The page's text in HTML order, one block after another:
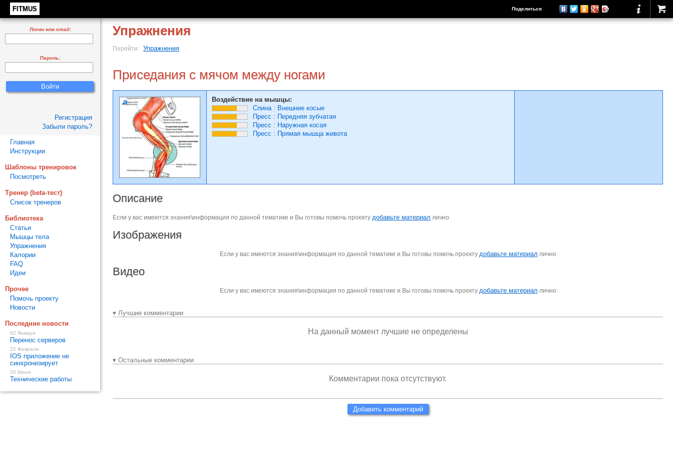
FITMUS Поделиться
Упражнения
Перейти: Упражнения
Приседания с мячом между ногами
Воздействие на мышцы:
Спина: Внешние косые
Пресс : Передняя зубчатая
Пресс : Наружная косая
Пресс : Прямая мышца живота
Описание
Если у вас имеются знания\информация по данной тематике и Вы готовы помочь проекту добавьте материал лично
Изображения
Если у вас имеются знания\информация по данной тематике и Вы готовы помочь проекту добавьте материал лично
Видео
Если у вас имеются знания\информация по данной тематике и Вы готовы помочь проекту добавьте материал лично
▾ Лучшие комментарии
На данный момент лучшие не определены
▾ Остальные комментарии
Комментарии пока отсутствуют.
Добавить комментарий
Логин или email:
Пароль:
Регистрация
Забыли пароль?
Главная
Инструкции
Шаблоны тренировок
Посмотреть
Тренер (beta-тест)
Список тренеров
Библиотека
Статьи
Мышцы тела
Упражнения
Калории
FAQ
Идеи
Прочее
Помочь проекту
Новости
Последние новости
02 Января
Перенос серверов
22 Февраля
IOS приложение не
синхронизирует
20 Июня
Технические работы